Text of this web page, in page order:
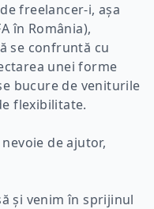
freelancer-i, așa
în România),
se confruntă cu
unei forme
bucure de veniturile
flexibilitate.
de ajutor,
și venim în sprijinul